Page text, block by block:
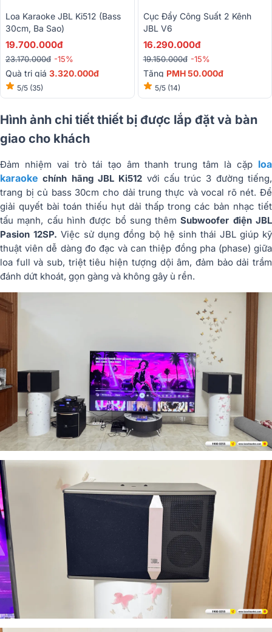
Loa Karaoke JBL Ki512 (bass
30cm, Ba Sao)
19.700.000đ
23.170.000đ -15%
Quà trị giá 3.320.000đ
5/5 (35)
Cục Đẩy Công Suất 2 Kênh
JBL V6
16.290.000đ
19.150.000đ -15%
Tặng PMH 50.000đ
5/5 (14)
Hình ảnh chi tiết thiết bị được lắp đặt và bàn
giao cho khách
Đảm nhiệm vai trò tái tạo âm thanh trung tâm là cặp loa
karaoke chính hãng JBL Ki512 với cấu trúc 3 đường tiếng,
trang bị củ bass 30cm cho dải trung thực và vocal rõ nét. Để
giải quyết bài toán thiếu hụt dải thấp trong các bản nhạc tiết
tấu mạnh, cấu hình được bổ sung thêmSubwoofer điện JBL
Pasion 12SP. Việc sử dụng đồng bộ hệ sinh thái JBL giúp kỹ
thuật viên dễ dàng đo đạc và can thiệp đồng pha (phase) giữa
loa full và sub, triệt tiêu hiện tượng dội âm, đảm bảo dải trầm
đánh dứt khoát, gọn gàng và không gây ù rền.